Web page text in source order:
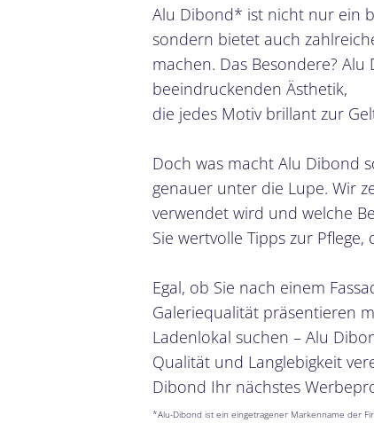
Alu Dibond* ist nicht nur ein
sondern bietet auch
machen. Das Besondere?
beeindruckenden Ästhetik,
die jedes Motiv brillant zur
Doch was macht Alu Dibond
genauer unter die Lupe. Wir
verwendet wird und welche
Sie wertvolle Tipps zur
Egal, ob Sie nach einem
Galeriequalität präsentieren
Ladenlokal suchen – Alu
Qualität und Langlebigkeit
Dibond Ihr nächstes
*Alu-Dibond ist ein eingetragener Markenname der